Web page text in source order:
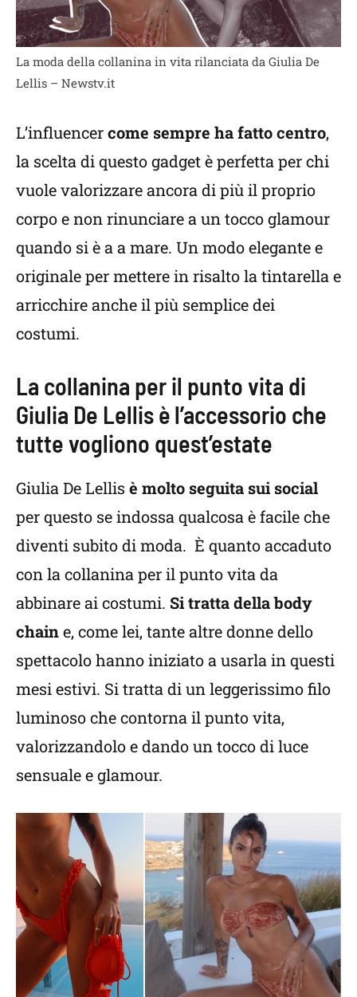
La moda della collanina in vita rilanciata da Giulia De
Lellis – Newstv.it
L’influencercome sempre ha fatto centro,
la scelta di questo gadget è perfetta per chi
vuole valorizzare ancora di più il proprio
corpo e non rinunciare a un tocco glamour
quando si è a a mare. Un modo elegante e
originale per mettere in risalto la tintarella e
arricchire anche il più semplice dei
costumi.
La collanina per il punto vita di
Giulia De Lellis è l’accessorio che
tutte vogliono quest’estate
Giulia De Lellis è molto seguita sui social
per questo se indossa qualcosa è facile che
diventi subito di moda. È quanto accaduto
con la collanina per il punto vita da
abbinare ai costumi. Si tratta della body
chaine, come lei, tante altre donne dello
spettacolo hanno iniziato a usarla in questi
mesi estivi. Si tratta di un leggerissimo filo
luminoso che contorna il punto vita,
valorizzandolo e dando un tocco di luce
sensuale e glamour.